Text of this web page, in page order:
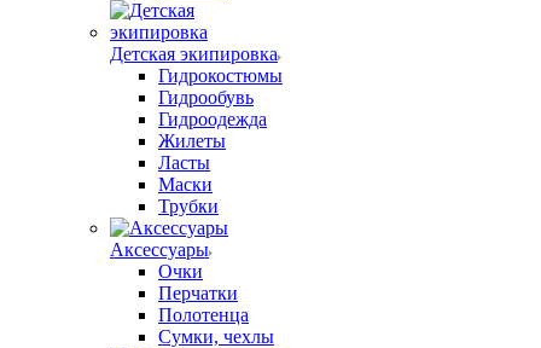
Детская экипировка
Гидрокостюмы
Гидрообувь
Гидроодежда
Жилеты
Ласты
Маски
Трубки
Аксессуары
Очки
Перчатки
Полотенца
Сумки, чехлы